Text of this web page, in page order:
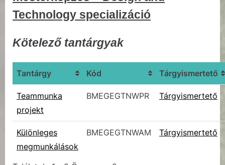
Technology specializáció
Kötelező tantárgyak
Tantárgy Kód Tárgyismertető
Teammunka
projekt
BMEGEGTNWPR Tárgyismertető
Különleges
megmunkálások
BMEGEGTNWAM Tárgyismertető